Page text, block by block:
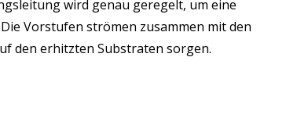
wird genau geregelt, um eine
Vorstufen strömen zusammen mit den
den erhitzten Substraten sorgen.